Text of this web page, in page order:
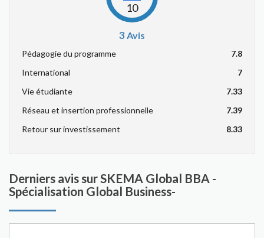
10
3Avis
Pédagogie du programme
7.8
International
7
Vie étudiante
7.33
Réseau et insertion professionnelle
7.39
Retour sur investissement
8.33
Derniers avis sur SKEMA Global BBA -
Spécialisation Global Business-